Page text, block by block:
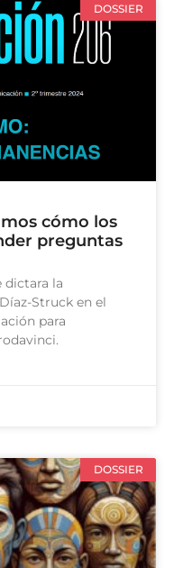
DOSSIER
cómo los
preguntas
dictara la
Struck en el
para
DOSSIER